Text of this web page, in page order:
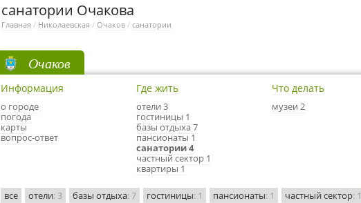
санатории Очакова
Главная / Николаевская / Очаков / санатории
Очаков
Информация
о городе
погода
карты
вопрос-ответ
Где жить
отели 3
гостиницы 1
базы отдыха 7
пансионаты 1
санатории 4
частный сектор 1
квартиры 1
Что делать
музеи 2
все отели: 3 базы отдыха: 7 гостиницы: 1 пансионаты: 1 частный сектор: 1